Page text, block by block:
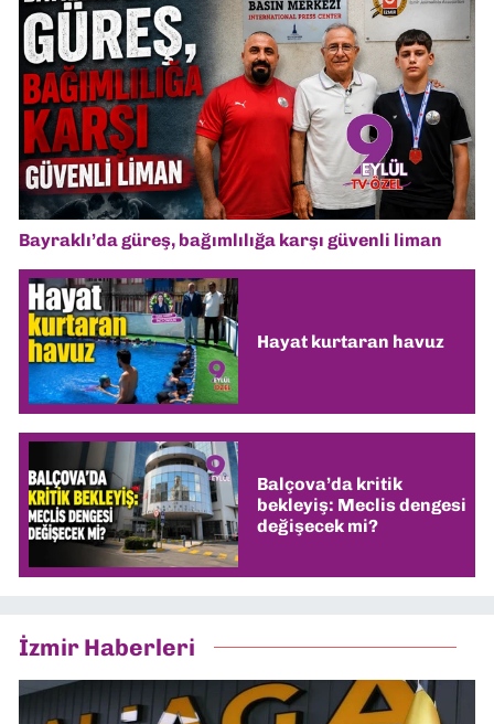
Bayraklı’da güreş, bağımlılığa karşı güvenli liman
Hayat kurtaran havuz
Balçova’da kritik
bekleyiş: Meclis dengesi
değişecek mi?
İzmir Haberleri